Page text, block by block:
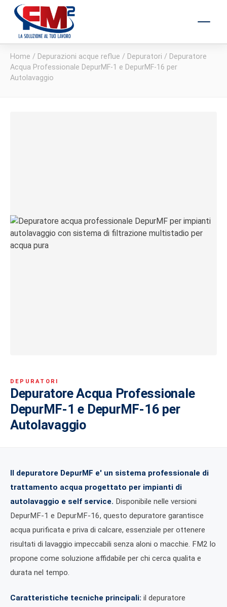
Home / Depurazioni acque reflue / Depuratori / Depuratore
Acqua Professionale DepurMF-1 e DepurMF-16 per
Autolavaggio
DEPURATORI
Depuratore Acqua Professionale
DepurMF-1 e DepurMF-16 per
Autolavaggio
Il depuratore DepurMF e' un sistema professionale di
trattamento acqua progettato per impianti di
autolavaggio e self service. Disponibile nelle versioni
DepurMF-1 e DepurMF-16, questo depuratore garantisce
acqua purificata e priva di calcare, essenziale per ottenere
risultati di lavaggio impeccabili senza aloni o macchie. FM2 lo
propone come soluzione affidabile per chi cerca qualita e
durata nel tempo.
Caratteristiche tecniche principali: il depuratore